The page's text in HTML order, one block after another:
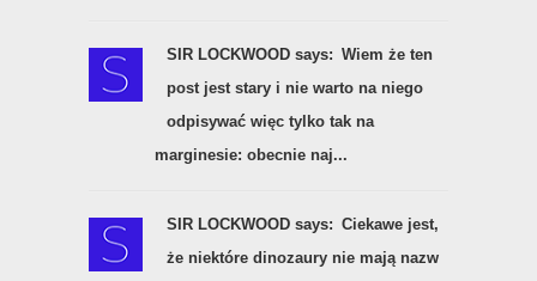
SIR LOCKWOOD says: Wiem że ten
post jest stary i nie warto na niego
odpisywać więc tylko tak na
marginesie: obecnie naj...
SIR LOCKWOOD says: Ciekawe jest,
że niektóre dinozaury nie mają nazw